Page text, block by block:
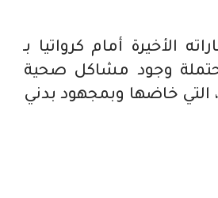
الأخيرة أمام كرواتيا بـ
وجود مشاكل صحية
التي خاضها وبمجهود بدني